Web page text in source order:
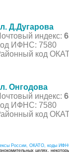
Д.Дугарова
индекс:
ИФНС: 7580
код
Онгодова
индекс:
ИФНС: 7580
код
России, ОКАТО, коды
целях,